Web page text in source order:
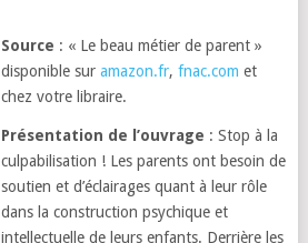
Source : « Le beau métier de parent »
disponible sur amazon.fr, fnac.com et
chez votre libraire.
Présentation de l’ouvrage : Stop à la
culpabilisation ! Les parents ont besoin de
soutien et d’éclairages quant à leur rôle
dans la construction psychique et
intellectuelle de leurs enfants. Derrière les